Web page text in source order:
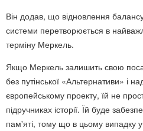
Він додав, що відновлення балансу
системи перетворюється в
терміну Меркель.
Якщо Меркель залишить свою
без путінської «Альтернативи» і
європейському проекту, їй не
підручниках історії. Їй буде
пам'яті, тому що в цьому випадку